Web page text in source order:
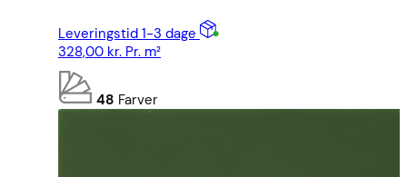
Leveringstid 1-3 dage
328,00 kr. Pr. m²
48 Farver